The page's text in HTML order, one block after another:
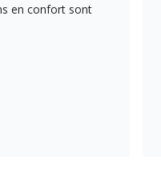
en confort sont